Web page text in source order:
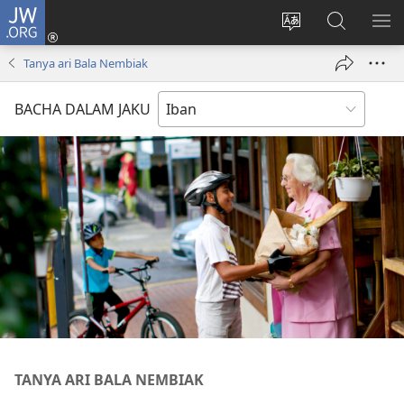
JW.ORG
Tukar
ba
web
Log
Masuk
window)
Giga
JW.ORG
Tanya ari Bala Nembiak
BACHA DALAM JAKU
TANYA ARI BALA NEMBIAK